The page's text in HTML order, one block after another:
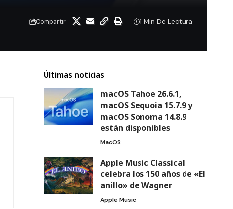
Compartir 1 Min De Lectura
Últimas noticias
macOS Tahoe 26.6.1,
macOS Sequoia 15.7.9 y
macOS Sonoma 14.8.9
están disponibles
MacOS
Apple Music Classical
celebra los 150 años de «El
anillo» de Wagner
Apple Music